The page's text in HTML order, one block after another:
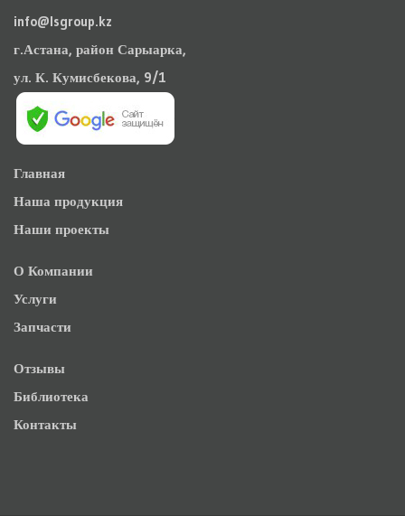
info@lsgroup.kz
г.Астана, район Сарыарка,
ул. К. Кумисбекова, 9/1
Главная
Наша продукция
Наши проекты
О Компании
Услуги
Запчасти
Отзывы
Библиотека
Контакты